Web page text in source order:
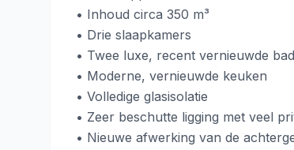
• Inhoud circa 350 m³
• Drie slaapkamers
• Twee luxe, recent vernieuwde
• Moderne, vernieuwde keuken
• Volledige glasisolatie
• Zeer beschutte ligging met veel
• Nieuwe afwerking van de